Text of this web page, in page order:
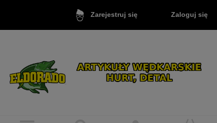
Zarejestruj się Zaloguj się